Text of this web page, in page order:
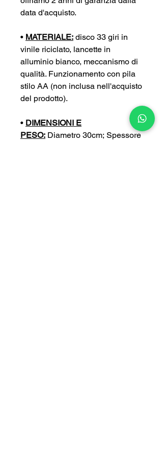
data d'acquisto.
• MATERIALE: disco 33 giri in
vinile riciclato, lancette in
alluminio bianco, meccanismo di
qualità. Funzionamento con pila
stilo AA (non inclusa nell'acquisto
del prodotto).
• DIMENSIONI E
PESO: Diametro 30cm; Spessore